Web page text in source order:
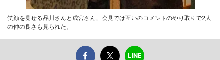
笑顔を見せる品川さんと成宮さん。会見では互いのコメントのやり取りで2人
の仲の良さも見られた。